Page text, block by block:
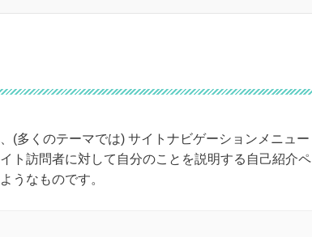
(多くのテーマでは) サイトナビゲーションメニュー
ト訪問者に対して自分のことを説明する自己紹介ペ
うなものです。